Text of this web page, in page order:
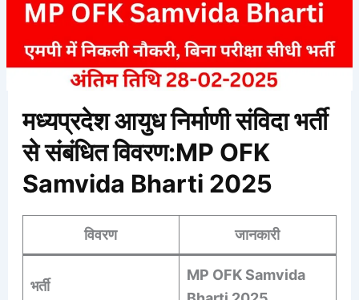
मध्यप्रदेश आयुध निर्माणी संविदा भर्ती
से संबंधित विवरण:MP OFK
Samvida Bharti 2025
विवरण जानकारी
भर्ती
MP OFK Samvida